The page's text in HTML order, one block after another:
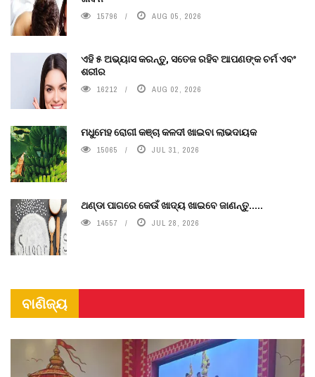
15796 AUG 05, 2026
ଏହି ୫ ଅଭ୍ୟାସ କରନ୍ତୁ, ସତେଜ ରହିବ ଆପଣଙ୍କ ଚର୍ମ ଏବଂ
ଶରୀର
16212 AUG 02, 2026
ମଧୁମେହ ରୋଗୀ କଞ୍ଚା କଳଦୀ ଖାଇବା ଲାଭଦାୟକ
15065 JUL 31, 2026
ଥଣ୍ଡା ପାଗରେ କେଉଁ ଖାଦ୍ୟ ଖାଇବେ ଜାଣନ୍ତୁ.....
14557 JUL 28, 2026
ବାଣିଜ୍ୟ